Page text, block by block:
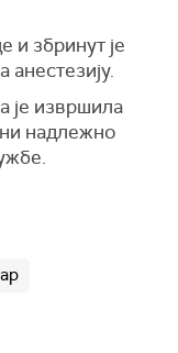
и збринут је
анестезију.
је извршила
надлежно